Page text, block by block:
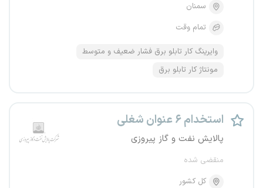
سمنان
تمام وقت
وایرینگ کار تابلو برق فشار ضعیف و متوسط
مونتاژ کار تابلو برق
استخدام ۶ عنوان شغلی
پالایش نفت و گاز پیروزی
منقضی شده
کل کشور